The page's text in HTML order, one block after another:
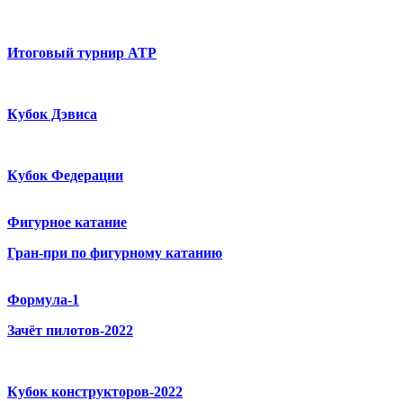
Итоговый турнир ATP
Кубок Дэвиса
Кубок Федерации
Фигурное катание
Гран-при по фигурному катанию
Формула-1
Зачёт пилотов-2022
Кубок конструкторов-2022